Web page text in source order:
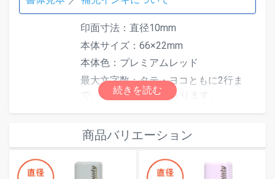
印面寸法：直径10mm
本体サイズ：66×22mm
本体色：プレミアムレッド
最大文字数：タテ・ヨコともに2行ま
で。1行に3文字まで入ります。
インキが薄れてきたら、
ィ 交換用インキパッド（朱色）
くは、補充インキジョインティ専用補
商品バリエーション